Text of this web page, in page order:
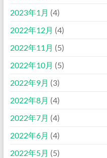
2023年1月 (4)
2022年12月 (4)
2022年11月 (5)
2022年10月 (5)
2022年9月 (3)
2022年8月 (4)
2022年7月 (4)
2022年6月 (4)
2022年5月 (5)